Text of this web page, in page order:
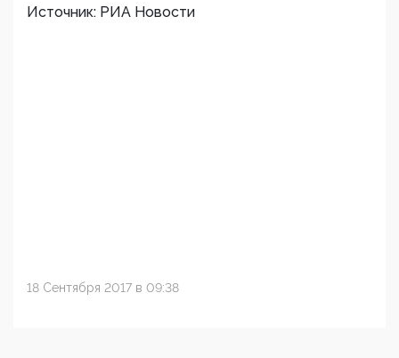
Источник: РИА Новости
18 Сентября 2017 в 09:38